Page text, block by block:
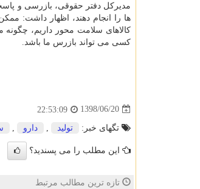
مدیركل دفتر حقوقی، بازرسی و
كالاهای سلامت محور داریم، چگونه
كسی می تواند بازرس ما باشد.
1398/06/20
22:53:09
تگهای خبر: تولید , دارو ,
این مطلب را می پسندید؟
تازه ترین مطالب مرتبط